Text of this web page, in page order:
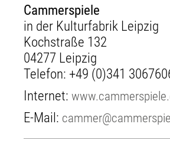
Cammerspiele
in der Kulturfabrik Leipzig
Kochstraße 132
04277 Leipzig
Telefon: +49 (0)341
Internet:
E-Mail: